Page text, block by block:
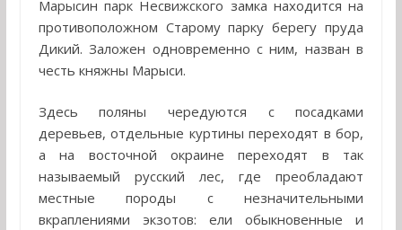
Марысин парк Несвижского замка находится на
противоположном Старому парку берегу пруда
Дикий. Заложен одновременно с ним, назван в
честь княжны Марыси.
Здесь поляны чередуются с посадками
деревьев, отдельные куртины переходят в бор,
а на восточной окраине переходят в так
называемый русский лес, где преобладают
местные породы с незначительными
вкраплениями экзотов: ели обыкновенные и